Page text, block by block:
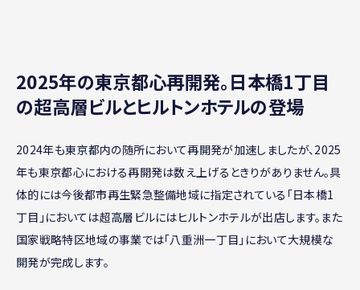
2025年の東京都心再開発。日本橋1丁目
の超高層ビルとヒルトンホテルの登場
2024年も東京都内の随所において再開発が加速しましたが、2025
年も東京都心における再開発は数え上げるときりがありません。具
体的には今後都市再生緊急整備地域に指定されている「日本橋1
丁目」においては超高層ビルにはヒルトンホテルが出店します。また
国家戦略特区地域の事業では「八重洲一丁目」において大規模な
開発が完成します。